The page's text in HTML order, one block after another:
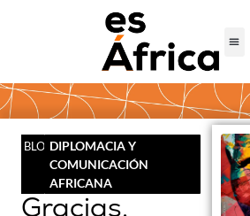
BLOGDIPLOMACIA Y
COMUNICACIÓN
AFRICANA
Gracias,